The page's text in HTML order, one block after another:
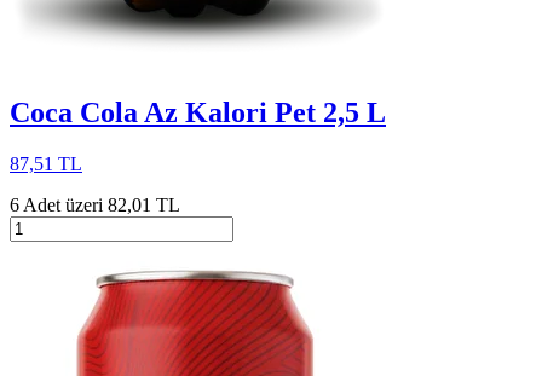
Coca Cola Az Kalori Pet 2,5 L
87,51 TL
6 Adet üzeri 82,01 TL